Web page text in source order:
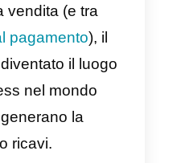
modo
un pubblico
esporre e
prodotti.